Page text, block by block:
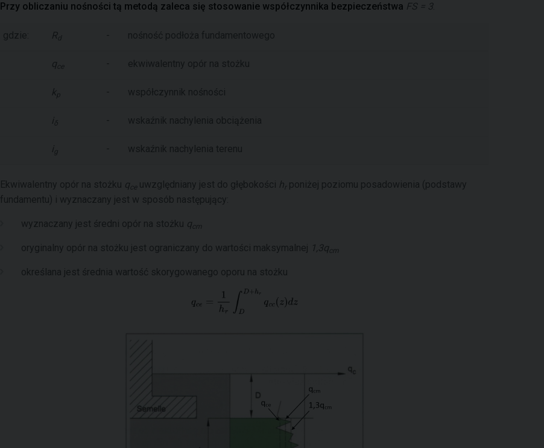
Przy obliczaniu nośności tą metodą zaleca się stosowanie współczynnika bezpieczeństwa FS = 3.
gdzie: R d - nośność podłoża fundamentowego
q ce - ekwiwalentny opór na stożku
kp - współczynnik nośności
i δ - wskaźnik nachylenia obciążenia
i g - wskaźnik nachylenia terenu
Ekwiwalentny opór na stożku q ce uwzględniany jest do głębokości hr poniżej poziomu posadowienia (podstawy
fundamentu) i wyznaczany jest w sposób następujący:
wyznaczany jest średni opór na stożku q cm
oryginalny opór na stożku jest ograniczany do wartości maksymalnej 1,3q cm
określana jest średnia wartość skorygowanego oporu na stożku